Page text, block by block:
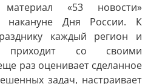
материал «53 новости»
накануне Дня России. К
каждый регион и
приходит со своими
раз оценивает сделанное
задач, настраивает